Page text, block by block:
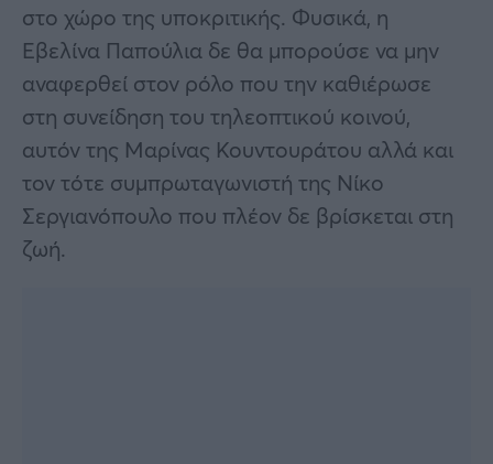
στο χώρο της υποκριτικής. Φυσικά, η
Εβελίνα Παπούλια δε θα μπορούσε να μην
αναφερθεί στον ρόλο που την καθιέρωσε
στη συνείδηση του τηλεοπτικού κοινού,
αυτόν της Μαρίνας Κουντουράτου αλλά και
τον τότε συμπρωταγωνιστή της Νίκο
Σεργιανόπουλο που πλέον δε βρίσκεται στη
ζωή.